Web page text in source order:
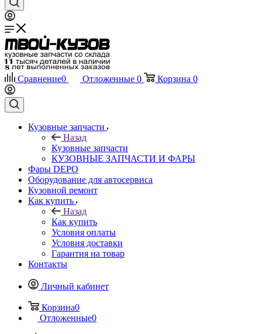
Сравнение0 Отложенные 0 Корзина 0
Кузовные запчасти
Назад
Кузовные запчасти
КУЗОВНЫЕ ЗАПЧАСТИ И ФАРЫ
Фары DEPO
Оборудование для автосервиса
Кузовной ремонт
Как купить
Назад
Как купить
Условия оплаты
Условия доставки
Гарантия на товар
Контакты
Личный кабинет
Корзина0
Отложенные0